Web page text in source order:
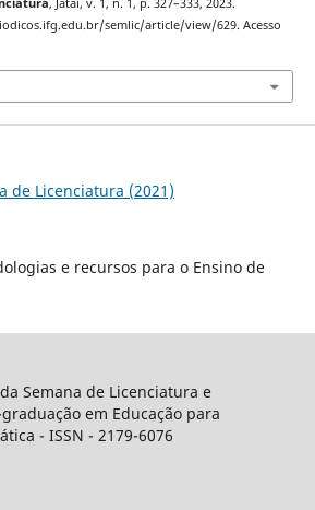
, Jataí, v. 1, n. 1, p. 327–333, 2023.
semlic/article/view/629. Acesso
de Licenciatura (2021)
e recursos para o Ensino de
Semana de Licenciatura e
em Educação para
- ISSN - 2179-6076